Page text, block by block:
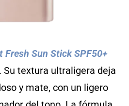
Sun Stick SPF50+
Su textura ultraligera deja
y mate, con un ligero